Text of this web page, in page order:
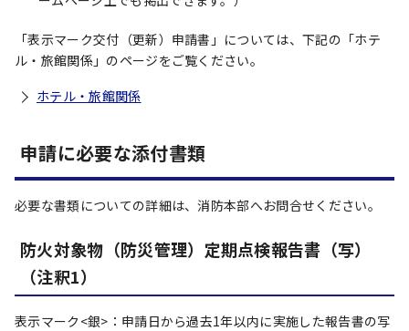
「表示マーク交付（更新）申請書」については、下記の「ホテ
ル・旅館関係」のページをご覧ください。
ホテル・旅館関係
申請に必要な添付書類
必要な書類についての詳細は、消防本部へお問合せください。
防火対象物（防災管理）定期点検報告書（写）
（注釈1）
表示マーク<銀>：申請日から過去1年以内に実施した報告書の写